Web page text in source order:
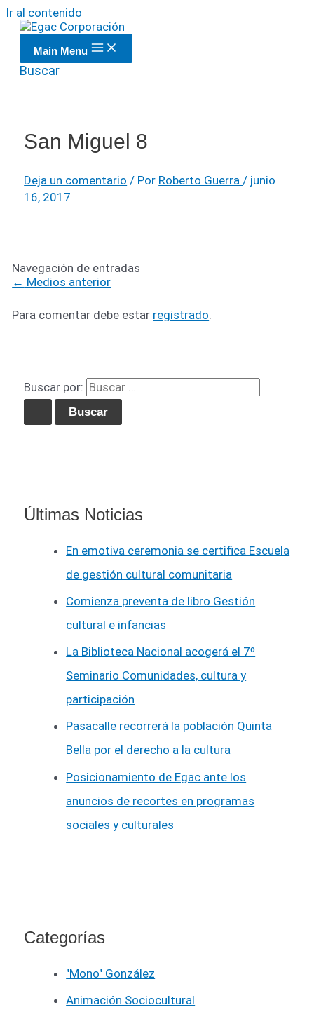
Ir al contenido
Main Menu
Buscar
San Miguel 8
Deja un comentario / Por Roberto Guerra / junio
16, 2017
Navegación de entradas
← Medios anterior
Para comentar debe estar registrado.
Buscar por:
Últimas Noticias
En emotiva ceremonia se certifica Escuela
de gestión cultural comunitaria
Comienza preventa de libro Gestión
cultural e infancias
La Biblioteca Nacional acogerá el 7º
Seminario Comunidades, cultura y
participación
Pasacalle recorrerá la población Quinta
Bella por el derecho a la cultura
Posicionamiento de Egac ante los
anuncios de recortes en programas
sociales y culturales
Categorías
"Mono" González
Animación Sociocultural